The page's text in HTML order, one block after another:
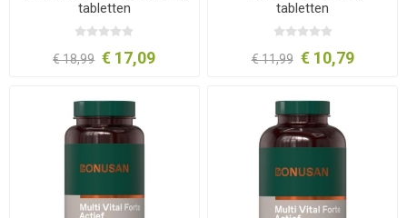
tabletten
€ 18,99 € 17,09
tabletten
€ 11,99 € 10,79